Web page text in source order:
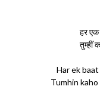
हर एक
तुम्हीं
Har ek
Tumhin